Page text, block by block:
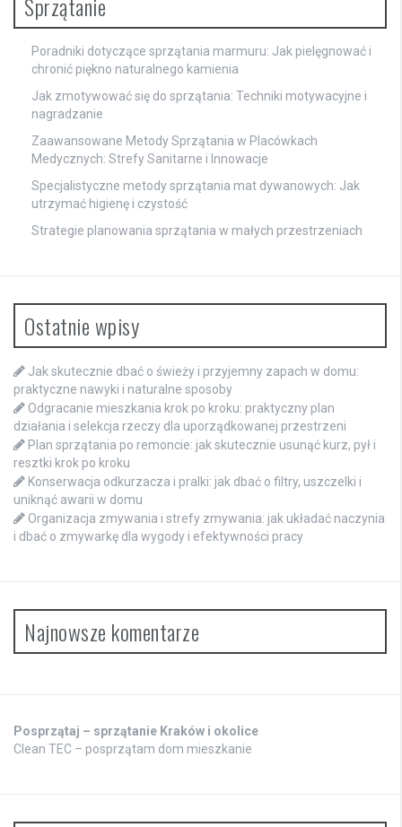
Poradniki dotyczące sprzątania marmuru: Jak pielęgnować i
chronić piękno naturalnego kamienia
Jak zmotywować się do sprzątania: Techniki motywacyjne i
nagradzanie
Zaawansowane Metody Sprzątania w Placówkach
Medycznych: Strefy Sanitarne i Innowacje
Specjalistyczne metody sprzątania mat dywanowych: Jak
utrzymać higienę i czystość
Strategie planowania sprzątania w małych przestrzeniach
Ostatnie wpisy
Jak skutecznie dbać o świeży i przyjemny zapach w domu:
praktyczne nawyki i naturalne sposoby
Odgracanie mieszkania krok po kroku: praktyczny plan
działania i selekcja rzeczy dla uporządkowanej przestrzeni
Plan sprzątania po remoncie: jak skutecznie usunąć kurz, pył i
resztki krok po kroku
Konserwacja odkurzacza i pralki: jak dbać o filtry, uszczelki i
uniknąć awarii w domu
Organizacja zmywania i strefy zmywania: jak układać naczynia
i dbać o zmywarkę dla wygody i efektywności pracy
Najnowsze komentarze
Posprzątaj – sprzątanie Kraków i okolice
Clean TEC – posprzątam dom mieszkanie